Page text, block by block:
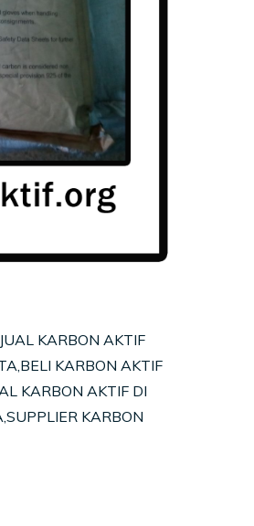
KARBON AKTIF
KARBON AKTIF
KARBON AKTIF DI
KARBON